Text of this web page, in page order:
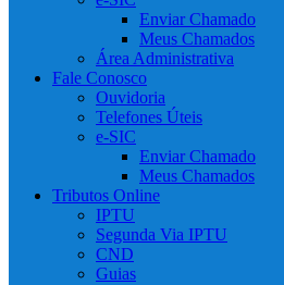
Enviar Chamado
Meus Chamados
Área Administrativa
Fale Conosco
Ouvidoria
Telefones Úteis
e-SIC
Enviar Chamado
Meus Chamados
Tributos Online
IPTU
Segunda Via IPTU
CND
Guias